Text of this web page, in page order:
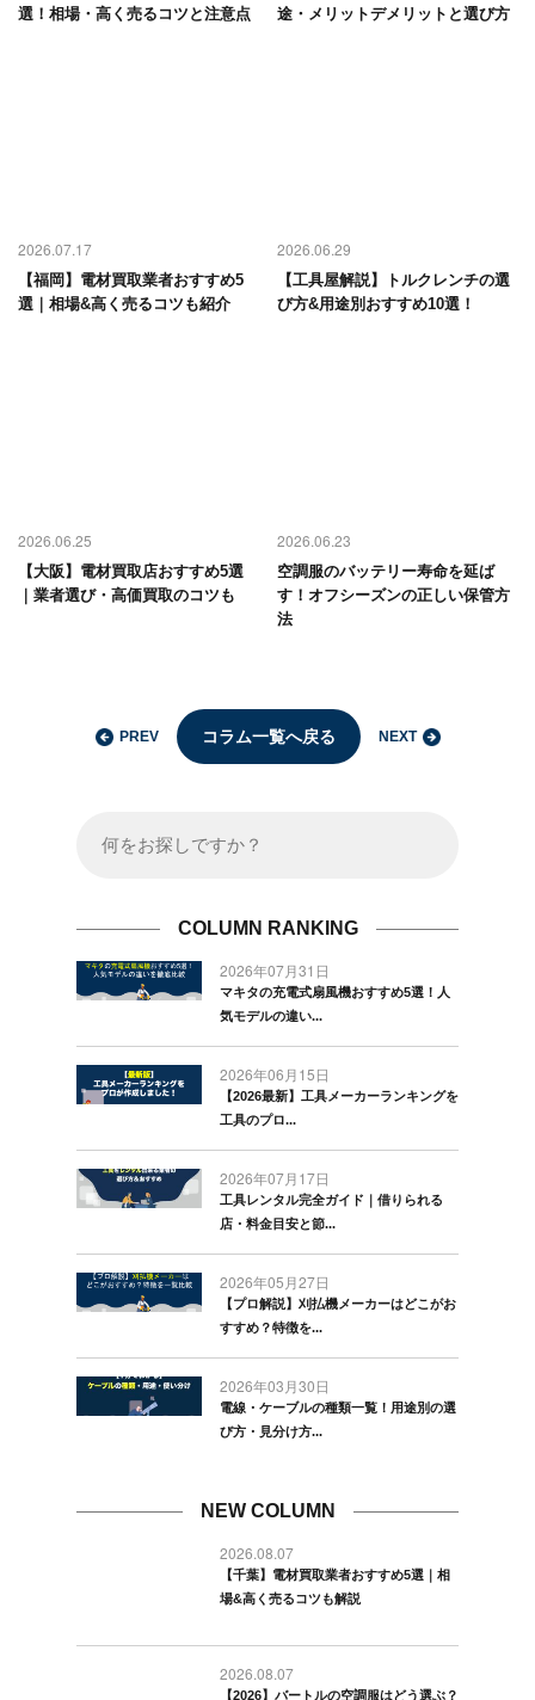
選！相場・高く売るコツと注意点
途・メリットデメリットと選び方
2026.07.17
【福岡】電材買取業者おすすめ5
選｜相場&高く売るコツも紹介
2026.06.29
【工具屋解説】トルクレンチの選
び方&用途別おすすめ10選！
2026.06.25
【大阪】電材買取店おすすめ5選
｜業者選び・高価買取のコツも
2026.06.23
空調服のバッテリー寿命を延ば
す！オフシーズンの正しい保管方
法
PREV コラム一覧へ戻る NEXT
COLUMN RANKING
2026年07月31日
マキタの充電式扇風機おすすめ5選！人
気モデルの違い...
2026年06月15日
【2026最新】工具メーカーランキングを
工具のプロ...
2026年07月17日
工具レンタル完全ガイド｜借りられる
店・料金目安と節...
2026年05月27日
【プロ解説】刈払機メーカーはどこがお
すすめ？特徴を...
2026年03月30日
電線・ケーブルの種類一覧！用途別の選
び方・見分け方...
NEW COLUMN
2026.08.07
【千葉】電材買取業者おすすめ5選｜相
場&高く売るコツも解説
2026.08.07
【2026】バートルの空調服はどう選ぶ？